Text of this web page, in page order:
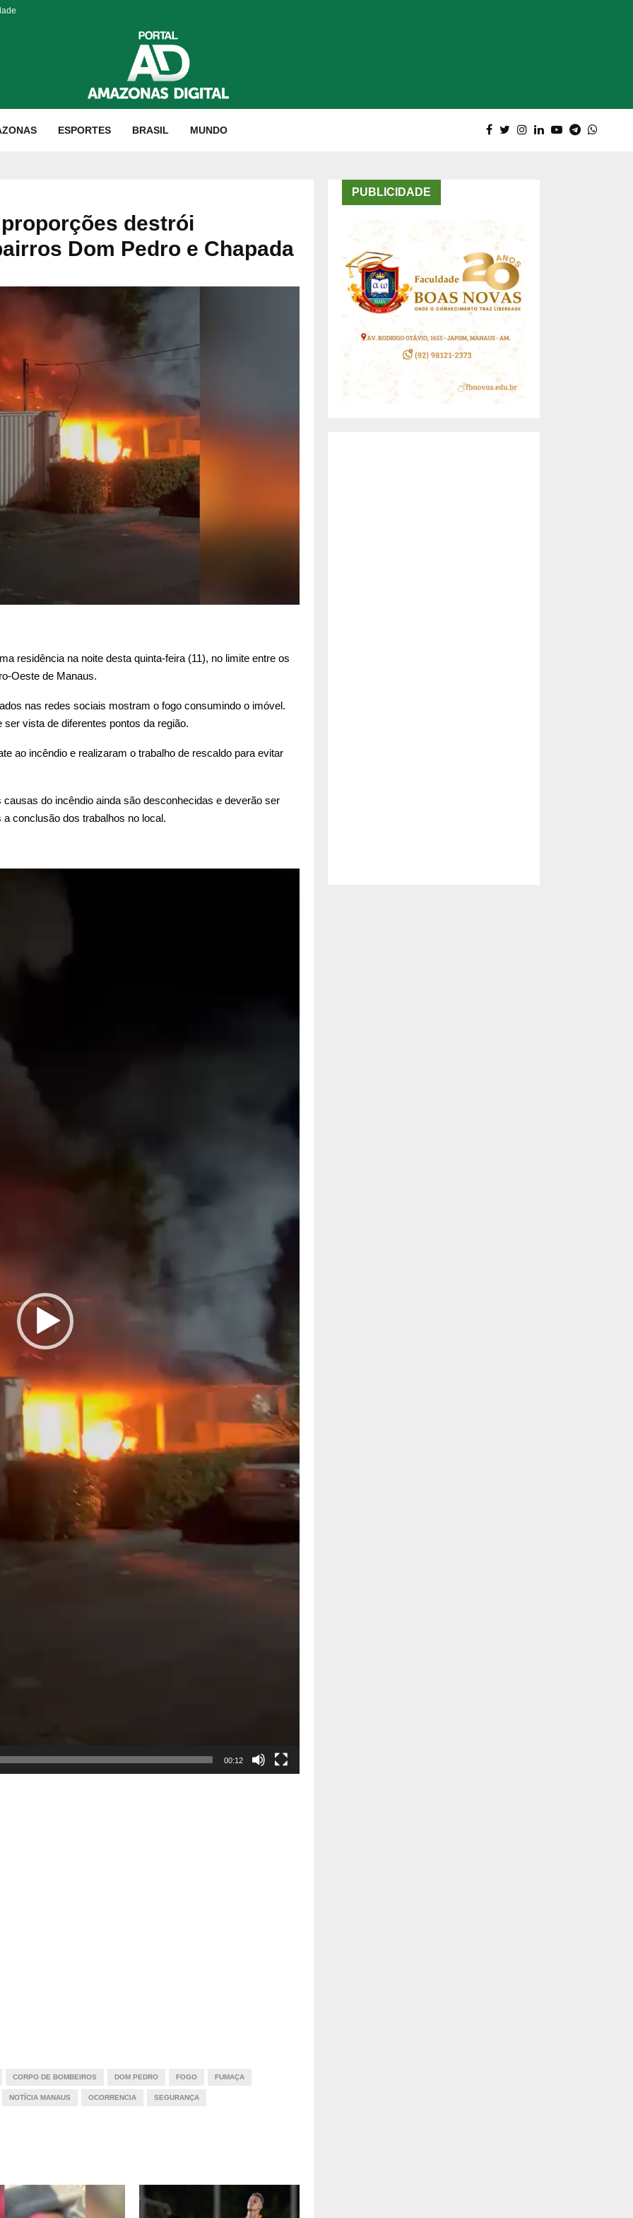
ESPORTES BRASIL MUNDO
destrói
Dom Pedro e Chapada
residência na noite desta quinta-feira (11), no limite entre os
Oeste de Manaus.
nas redes sociais mostram o fogo consumindo o imóvel.
vista de diferentes pontos da região.
ao incêndio e realizaram o trabalho de rescaldo para evitar
do incêndio ainda são desconhecidas e deverão ser
conclusão dos trabalhos no local.
00:12
CORPO DE BOMBEIROS DOM PEDRO FOGO FUMAÇA
NOTÍCIA MANAUS OCORRENCIA SEGURANÇA
PUBLICIDADE